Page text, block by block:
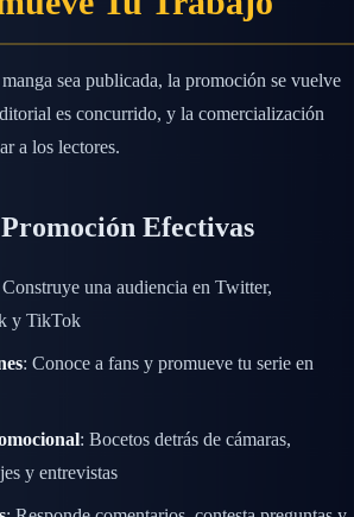
sea publicada, la promoción se vuelve
es concurrido, y la comercialización
a los lectores.
Efectivas
Construye una audiencia en Twitter,
y TikTok
: Conoce a fans y promueve tu serie en
: Bocetos detrás de cámaras,
y entrevistas